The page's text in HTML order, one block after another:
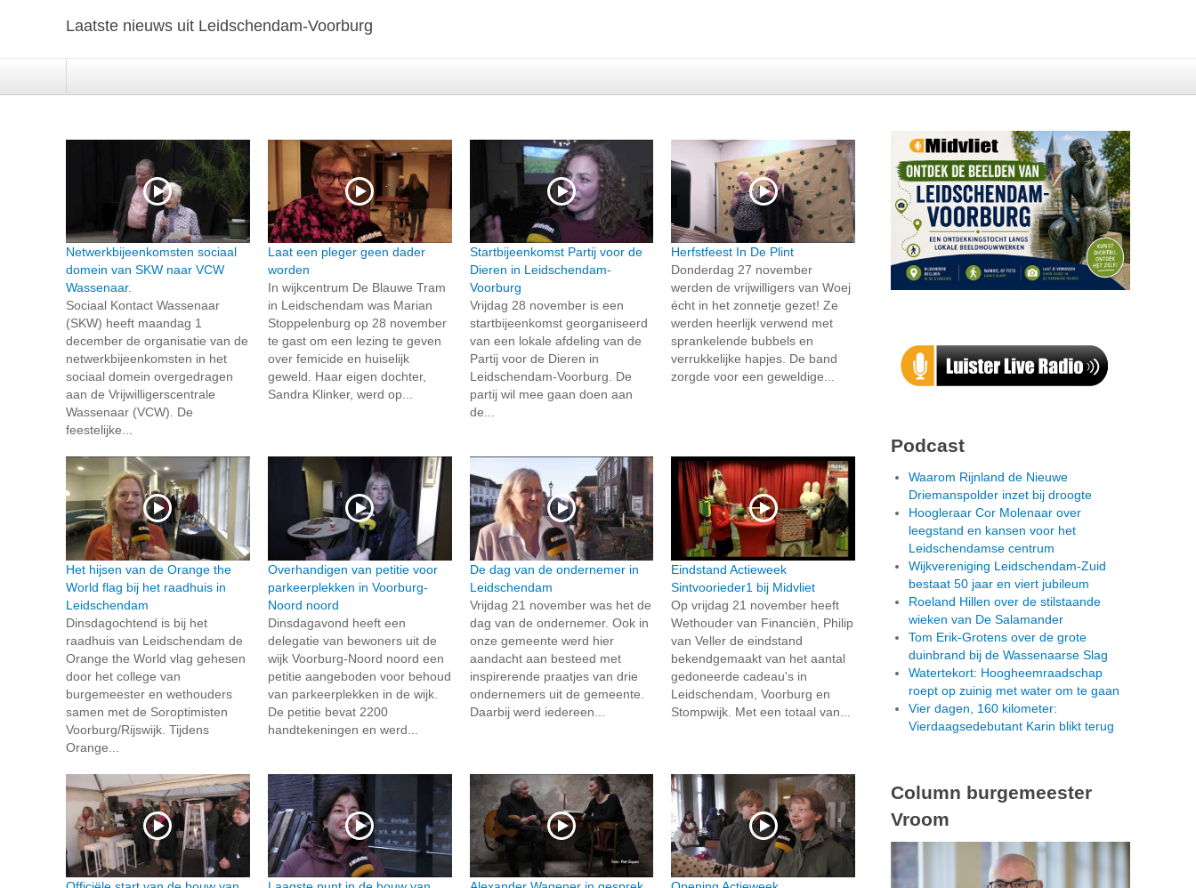
Laatste nieuws uit Leidschendam-Voorburg
Netwerkbijeenkomsten sociaal
domein van SKW naar VCW
Wassenaar.
Sociaal Kontact Wassenaar
(SKW) heeft maandag 1
december de organisatie van de
netwerkbijeenkomsten in het
sociaal domein overgedragen
aan de Vrijwilligerscentrale
Wassenaar (VCW). De
feestelijke...
Laat een pleger geen dader
worden
In wijkcentrum De Blauwe Tram
in Leidschendam was Marian
Stoppelenburg op 28 november
te gast om een lezing te geven
over femicide en huiselijk
geweld. Haar eigen dochter,
Sandra Klinker, werd op...
Startbijeenkomst Partij voor de
Dieren in Leidschendam-
Voorburg
Vrijdag 28 november is een
startbijeenkomst georganiseerd
van een lokale afdeling van de
Partij voor de Dieren in
Leidschendam-Voorburg. De
partij wil mee gaan doen aan
de...
Herfstfeest In De Plint
Donderdag 27 november
werden de vrijwilligers van Woej
écht in het zonnetje gezet! Ze
werden heerlijk verwend met
sprankelende bubbels en
verrukkelijke hapjes. De band
zorgde voor een geweldige...
Het hijsen van de Orange the
World flag bij het raadhuis in
Leidschendam
Dinsdagochtend is bij het
raadhuis van Leidschendam de
Orange the World vlag gehesen
door het college van
burgemeester en wethouders
samen met de Soroptimisten
Voorburg/Rijswijk. Tijdens
Orange...
Overhandigen van petitie voor
parkeerplekken in Voorburg-
Noord noord
Dinsdagavond heeft een
delegatie van bewoners uit de
wijk Voorburg-Noord noord een
petitie aangeboden voor behoud
van parkeerplekken in de wijk.
De petitie bevat 2200
handtekeningen en werd...
De dag van de ondernemer in
Leidschendam
Vrijdag 21 november was het de
dag van de ondernemer. Ook in
onze gemeente werd hier
aandacht aan besteed met
inspirerende praatjes van drie
ondernemers uit de gemeente.
Daarbij werd iedereen...
Eindstand Actieweek
Sintvoorieder1 bij Midvliet
Op vrijdag 21 november heeft
Wethouder van Financiën, Philip
van Veller de eindstand
bekendgemaakt van het aantal
gedoneerde cadeau's in
Leidschendam, Voorburg en
Stompwijk. Met een totaal van...
Podcast
Waarom Rijnland de Nieuwe
Driemanspolder inzet bij droogte
Hoogleraar Cor Molenaar over
leegstand en kansen voor het
Leidschendamse centrum
Wijkvereniging Leidschendam-Zuid
bestaat 50 jaar en viert jubileum
Roeland Hillen over de stilstaande
wieken van De Salamander
Tom Erik-Grotens over de grote
duinbrand bij de Wassenaarse Slag
Watertekort: Hoogheemraadschap
roept op zuinig met water om te gaan
Vier dagen, 160 kilometer:
Vierdaagsedebutant Karin blikt terug
Column burgemeester
Vroom